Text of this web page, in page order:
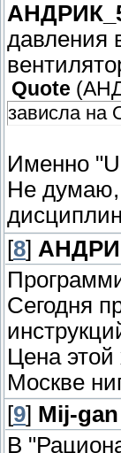
давления
Quote (
зависла на
Именно
Не думаю,
[8]
Сегодня
Цена
Москве
[9] Mij-gan
В